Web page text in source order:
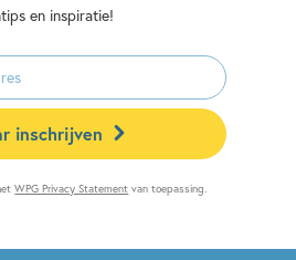
en inspiratie!
inschrijven
WPG Privacy Statement van toepassing.